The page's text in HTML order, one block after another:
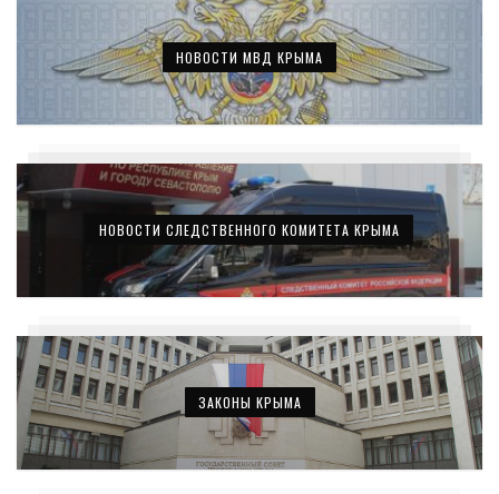
НОВОСТИ МВД КРЫМА
НОВОСТИ СЛЕДСТВЕННОГО КОМИТЕТА КРЫМА
ЗАКОНЫ КРЫМА